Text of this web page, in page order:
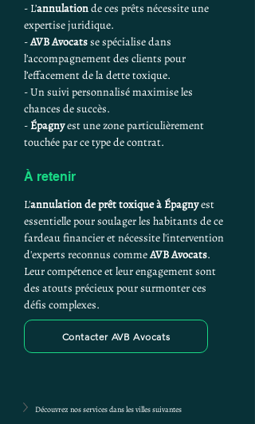
- L’annulation de ces prêts nécessite une
expertise juridique.
- AVB Avocats se spécialise dans
l'accompagnement des clients pour
l’effacement de la dette toxique.
- Un suivi personnalisé maximise les
chances de succès.
- Épagny est une zone particulièrement
touchée par ce type de contrat.
À retenir
L'annulation de prêt toxique à Épagny est
essentielle pour soulager les habitants de ce
fardeau financier et nécessite l'intervention
d'experts reconnus comme AVB Avocats.
Leur compétence et leur engagement sont
des atouts précieux pour surmonter ces
défis complexes.
Contacter AVB Avocats
Découvrez nos services dans les villes suivantes